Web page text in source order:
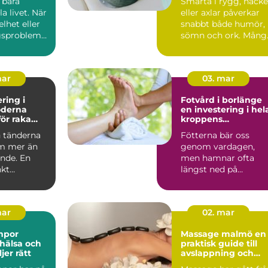
livet. När
eller
eller axlar påverkar
snabbt både humör,
sömn och ork.
i
raka
mer än
En
03. mar
Fotvård i borlänge
en investering i
kroppens
Fötterna bär oss
genom vardagen,
men hamnar ofta
längst ned på
Många väntar med...
och
rätt
02. mar
Massage malmö en
praktisk guide till
avslappning och